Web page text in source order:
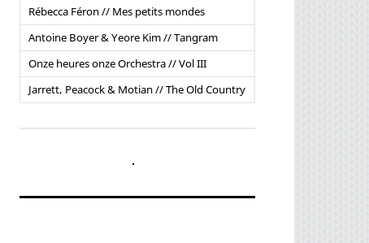
Rébecca Féron // Mes petits mondes
Antoine Boyer & Yeore Kim // Tangram
Onze heures onze Orchestra // Vol III
Jarrett, Peacock & Motian // The Old Country